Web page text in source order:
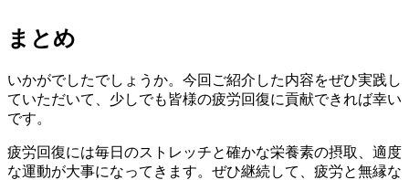
まとめ
いかがでしたでしょうか。 今回ご紹介した内容をぜひ実践し
ていただいて、少しでも皆様の疲労回復に貢献できれば幸い
です。
疲労回復には毎日のストレッチと確かな栄養素の摂取、適度
な運動が大事になってきます。ぜひ継続して、疲労と無縁な